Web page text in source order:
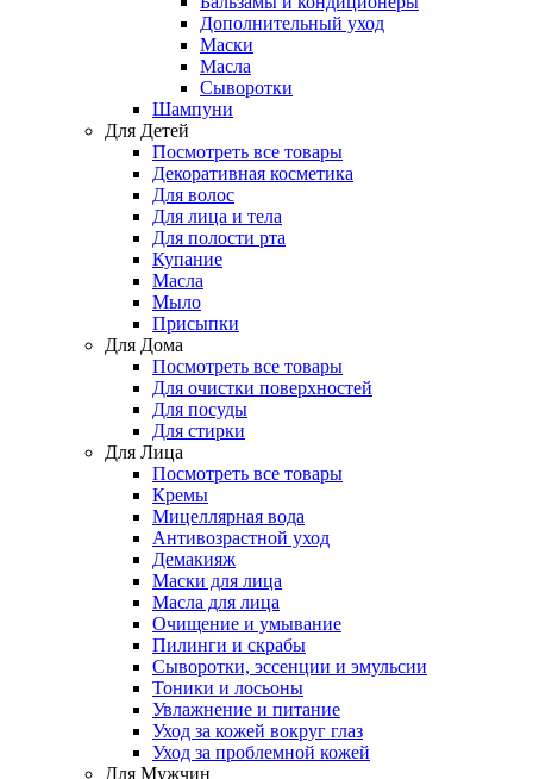
Дополнительный уход
Маски
Масла
Сыворотки
Шампуни
Для Детей
Посмотреть все товары
Декоративная косметика
Для волос
Для лица и тела
Для полости рта
Купание
Масла
Мыло
Присыпки
Для Дома
Посмотреть все товары
Для очистки поверхностей
Для посуды
Для стирки
Для Лица
Посмотреть все товары
Кремы
Мицеллярная вода
Антивозрастной уход
Демакияж
Маски для лица
Масла для лица
Очищение и умывание
Пилинги и скрабы
Сыворотки, эссенции и эмульсии
Тоники и лосьоны
Увлажнение и питание
Уход за кожей вокруг глаз
Уход за проблемной кожей
Для Мужчин